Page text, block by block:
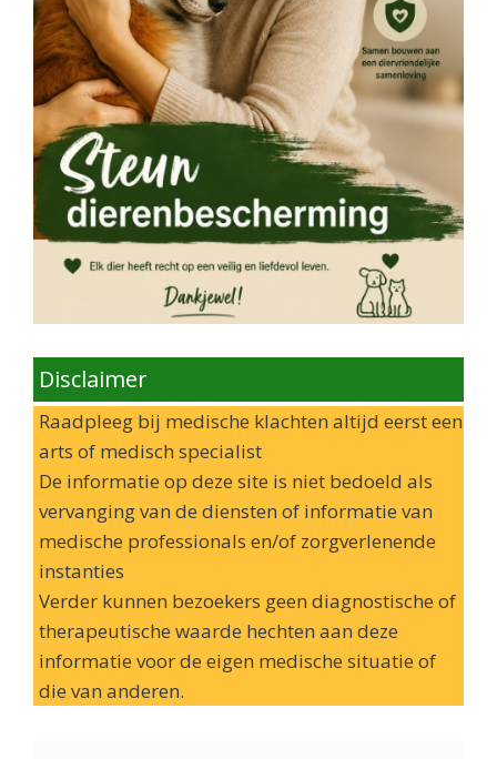
Disclaimer
Raadpleeg bij medische klachten altijd eerst een
arts of medisch specialist
De informatie op deze site is niet bedoeld als
vervanging van de diensten of informatie van
medische professionals en/of zorgverlenende
instanties
Verder kunnen bezoekers geen diagnostische of
therapeutische waarde hechten aan deze
informatie voor de eigen medische situatie of
die van anderen.